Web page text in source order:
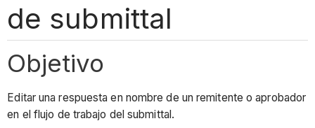
de submittal
Objetivo
Editar una respuesta en nombre de un remitente o aprobador
en el flujo de trabajo del submittal.